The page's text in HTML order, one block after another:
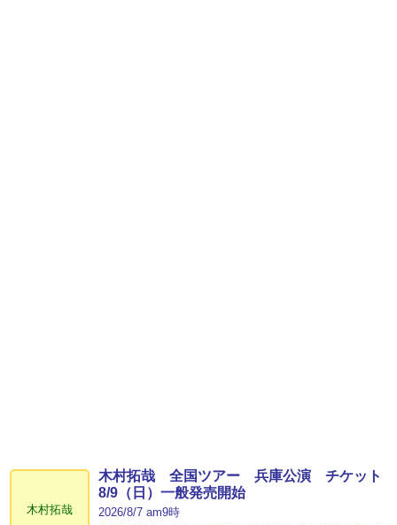
木村拓哉
木村拓哉 全国ツアー 兵庫公演 チケット
8/9（日）一般発売開始
2026/8/7 am9時